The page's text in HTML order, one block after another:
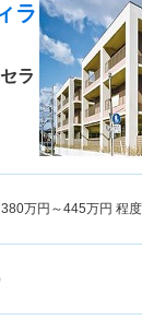
ラ
ラ
380万円～445万円 程度